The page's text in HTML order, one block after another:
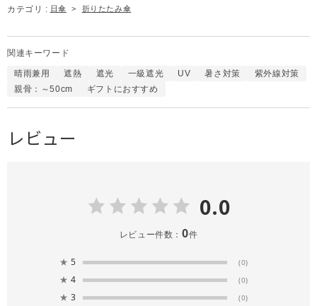
カテゴリ : 日傘 > 折りたたみ傘
関連キーワード
晴雨兼用 遮熱 遮光 一級遮光 UV 暑さ対策
紫外線対策
親骨：～50cm
ギフトにおすすめ
レビュー
0.0
レビュー件数： 0件
★ 5 (0)
★ 4 (0)
★ 3 (0)